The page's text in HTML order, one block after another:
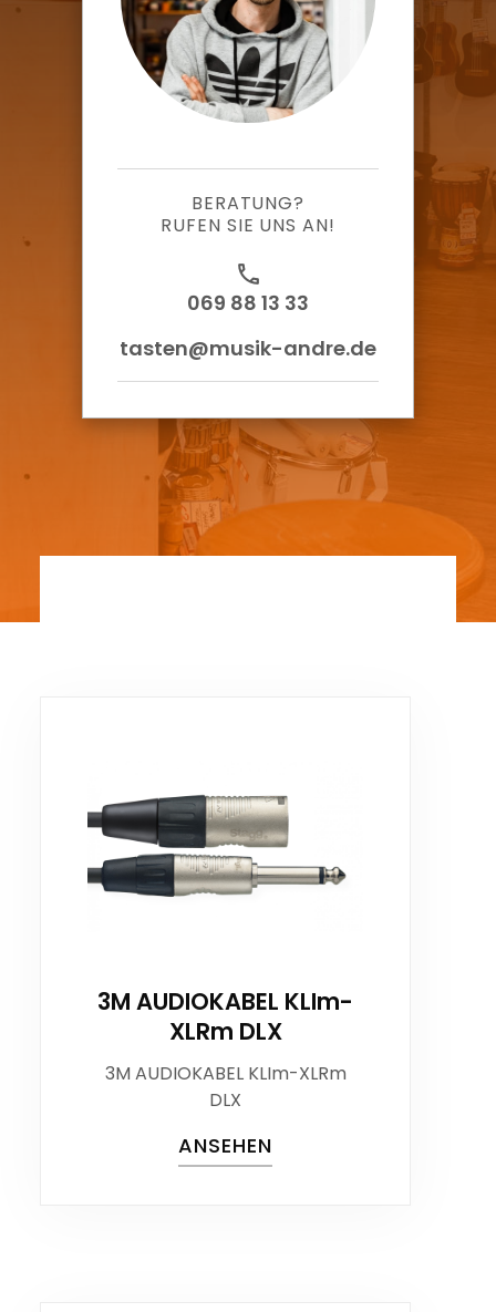
BERATUNG?
RUFEN SIE UNS AN!
call
069 88 13 33
tasten@musik-andre.de
3M AUDIOKABEL KLIm-
XLRm DLX
3M AUDIOKABEL KLIm-XLRm
DLX
ANSEHEN